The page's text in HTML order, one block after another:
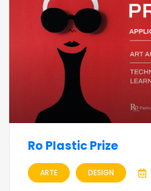
Ro Plastic Prize
ARTE DESIGN